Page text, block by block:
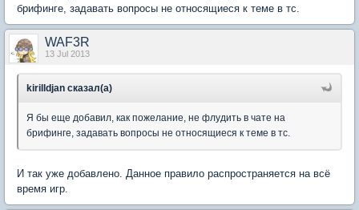
брифинге, задавать вопросы не относящиеся к теме в тс.
WAF3R
13 Jul 2013
kirilldjan сказал(а)
Я бы еще добавил, как пожелание, не флудить в чате на
брифинге, задавать вопросы не относящиеся к теме в тс.
И так уже добавлено. Данное правило распространяется на всё
время игр.